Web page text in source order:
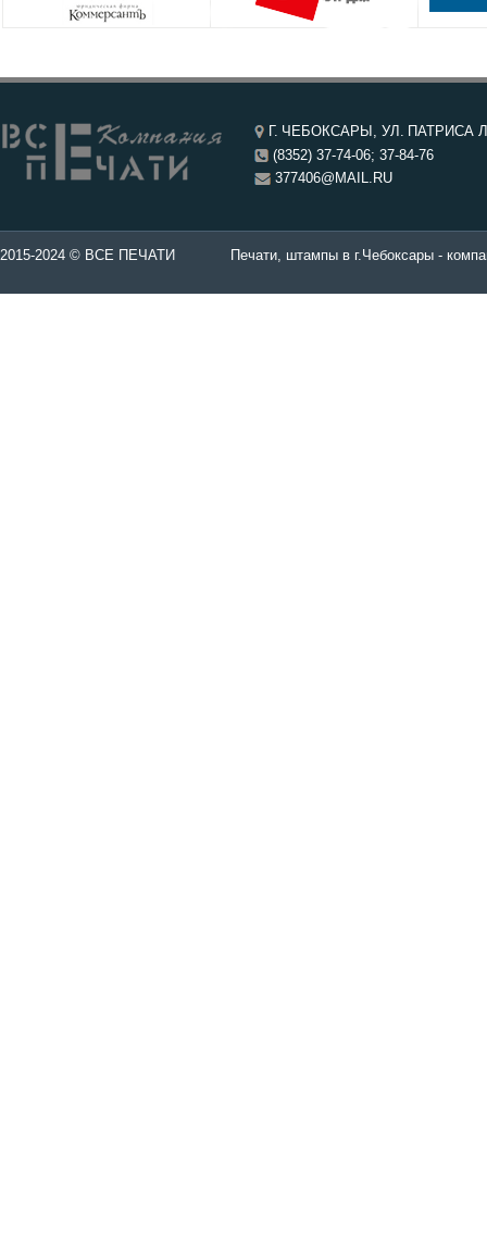
Г. ЧЕБОКСАРЫ, УЛ. ПАТРИСА
(8352) 37-74-06; 37-84-76
377406@MAIL.RU
в Чебоксары. Печати, штампы в г.Чебоксары -
2015-2024 © ВСЕ ПЕЧАТИ